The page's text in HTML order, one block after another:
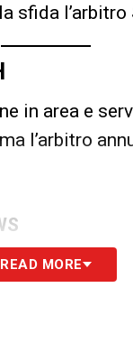
sfida l’arbitro
in area e
l’arbitro
READ MORE